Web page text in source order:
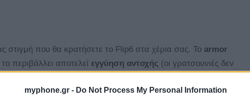
myphone.gr - Do Not Process My Personal Information
στιγμή που θα κρατήσετε το Flip6 στα χέρια σας. Το armor
περιβάλλει αποτελεί εγγύηση αντοχής (οι γρατσουνιές δεν
του νέου Flip), καθώς η συσκευή είναι αναμφίβολα σούπερ
όπως λένε και οι παλιοί «εχθρός του καλού είναι μόνο το